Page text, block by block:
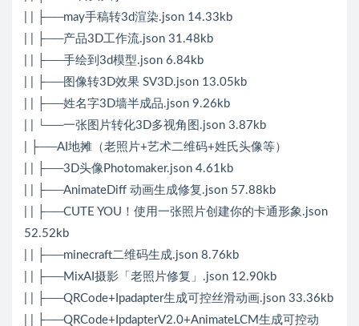
| | ├──may手稿转3d渲染.json 14.33kb
| | ├──产品3D工作流.json 31.48kb
| | ├──手绘到3d模型.json 6.84kb
| | ├──图像转3D效果 SV3D.json 13.05kb
| | ├──姓名字3D墙半成品.json 9.26kb
| | └──一张图片转化3D多视角图.json 3.87kb
| ├──AI地摊（老照片+艺术二维码+姓氏头像等）
| | ├──3D头像Photomaker.json 4.61kb
| | ├──AnimateDiff 动画生成修复.json 57.88kb
| | ├──CUTE YOU！使用一张照片创建你的卡通形象.json
52.52kb
| | ├──minecraft二维码生成.json 8.76kb
| | ├──MixAI摄影「老照片修复」.json 12.90kb
| | ├──QRCode+Ipadapter生成可控丝滑动画.json 33.36kb
| | ├──QRCode+IpdapterV2.0+AnimateLCM生成可控动